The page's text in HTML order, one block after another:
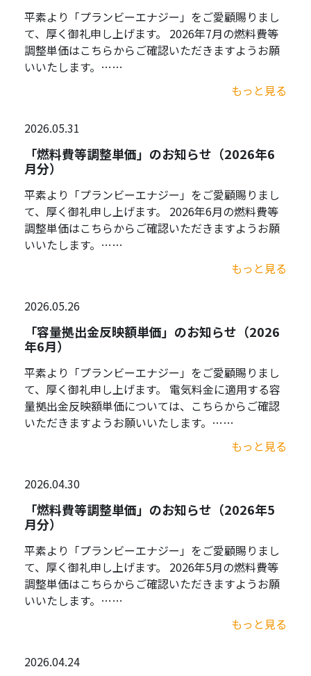
平素より「プランビーエナジー」をご愛顧賜りまし
て、厚く御礼申し上げます。 2026年7月の燃料費等
調整単価はこちらからご確認いただきますようお願
いいたします。……
もっと見る
2026.05.31
「燃料費等調整単価」のお知らせ（2026年6
月分）
平素より「プランビーエナジー」をご愛顧賜りまし
て、厚く御礼申し上げます。 2026年6月の燃料費等
調整単価はこちらからご確認いただきますようお願
いいたします。……
もっと見る
2026.05.26
「容量拠出金反映額単価」のお知らせ（2026
年6月）
平素より「プランビーエナジー」をご愛顧賜りまし
て、厚く御礼申し上げます。 電気料金に適用する容
量拠出金反映額単価については、こちらからご確認
いただきますようお願いいたします。……
もっと見る
2026.04.30
「燃料費等調整単価」のお知らせ（2026年5
月分）
平素より「プランビーエナジー」をご愛顧賜りまし
て、厚く御礼申し上げます。 2026年5月の燃料費等
調整単価はこちらからご確認いただきますようお願
いいたします。……
もっと見る
2026.04.24